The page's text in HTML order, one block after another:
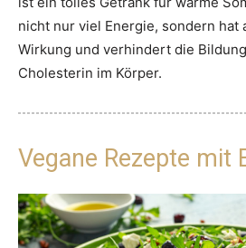
nicht nur viel Energie, sondern hat
Wirkung und verhindert die
Cholesterin im Körper.
Vegane Rezepte mit